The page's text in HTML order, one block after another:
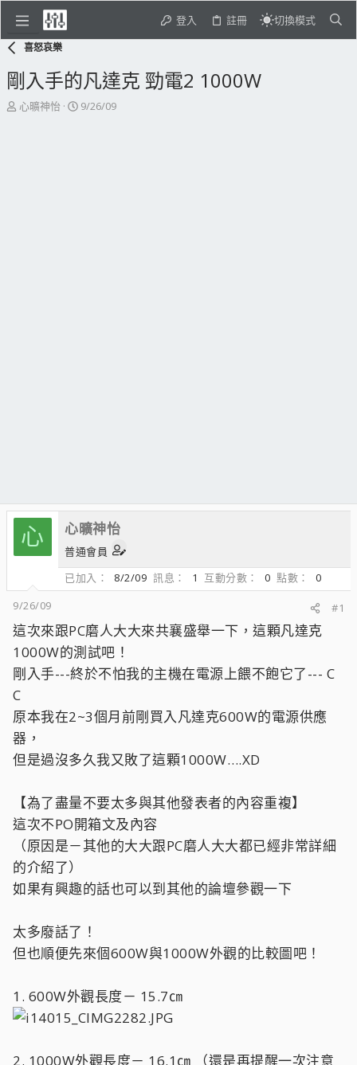
登入 註冊 切換模式
喜怒哀樂
剛入手的凡達克 勁電2 1000W
主
心曠神怡
開
9/26/09
心 心曠神怡
普通會員
已加入
8/2/09 訊息 1 互動分數 0 點數
0
9/26/09
#1
這次來跟PC磨人大大來共襄盛舉一下，這顆凡達克
1000W的測試吧！
剛入手---終於不怕我的主機在電源上餵不飽它了--- C
C
原本我在2~3個月前剛買入凡達克600W的電源供應
器，
但是過沒多久我又敗了這顆1000W….XD
【為了盡量不要太多與其他發表者的內容重複】
這次不PO開箱文及內容
（原因是－其他的大大跟PC磨人大大都已經非常詳細
的介紹了）
如果有興趣的話也可以到其他的論壇參觀一下
太多廢話了！
但也順便先來個600W與1000W外觀的比較圖吧！
1. 600W外觀長度－ 15.7㎝
2. 1000W外觀長度－ 16.1㎝ （還是再提醒一次注意